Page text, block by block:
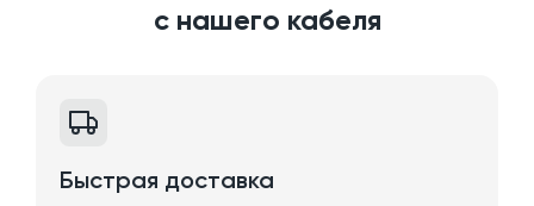
с нашего кабеля
Быстрая доставка